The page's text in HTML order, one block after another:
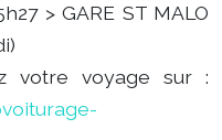
> GARE ST MALO
votre voyage sur :